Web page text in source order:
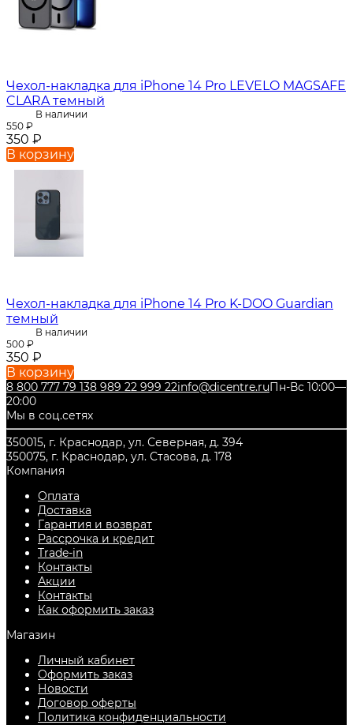
Чехол-накладка для iPhone 14 Pro LEVELO MAGSAFE
CLARA темный
В наличии
550 ₽
350 ₽
В корзину
Чехол-накладка для iPhone 14 Pro K-DOO Guardian
темный
В наличии
500 ₽
350 ₽
В корзину
8 800 777 79 138 989 22 999 22info@dicentre.ruПн-Вс 10:00—
20:00
Мы в соц.сетях
350015, г. Краснодар, ул. Северная, д. 394
350075, г. Краснодар, ул. Стасова, д. 178
Компания
Оплата
Доставка
Гарантия и возврат
Рассрочка и кредит
Trade-in
Контакты
Акции
Контакты
Как оформить заказ
Магазин
Личный кабинет
Оформить заказ
Новости
Договор оферты
Политика конфиденциальности